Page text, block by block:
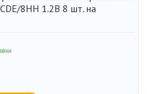
8HH 1.2В 8 шт. на